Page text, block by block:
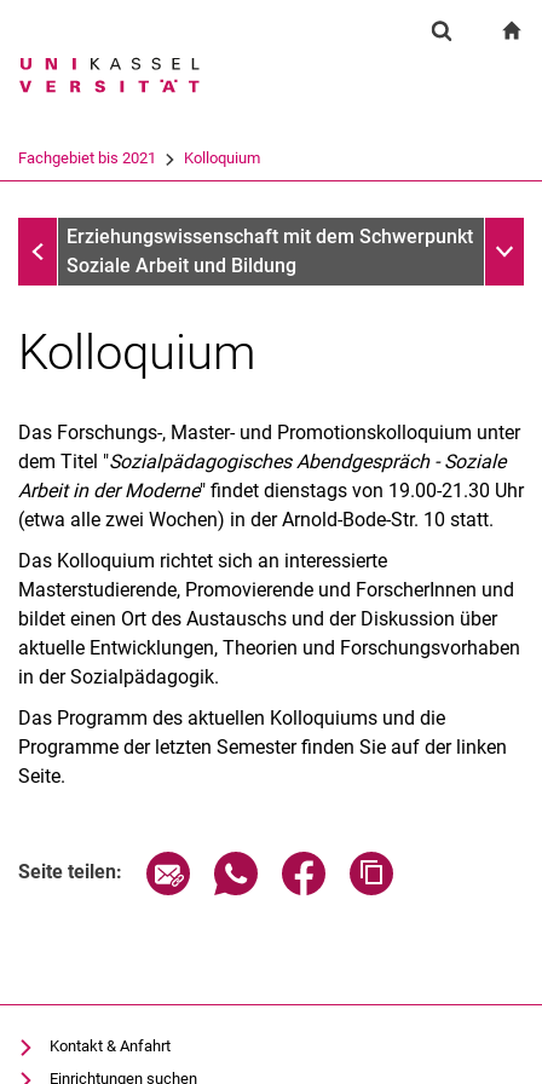
Springe direkt zu: Inhalt
Springe direkt zu: Suche
Springe direkt zu:
Suchbegriff
Suchen (öffnet externen Link in einem
Fachgebiet bis 2021 Kolloquium
Fachgebiet bis 2021
Erziehungswissenschaft mit dem Schwerpunkt
Soziale Arbeit und Bildung
Mitglieder des Fachgebietes
Forschung
Neuerscheinungen
Sommersemester 19
Kolloquium
Das Forschungs-, Master- und Promotionskolloquium unter
dem Titel "Sozialpädagogisches Abendgespräch - Soziale
Arbeit in der Moderne" findet dienstags von 19.00-21.30 Uhr
(etwa alle zwei Wochen) in der Arnold-Bode-Str. 10 statt.
Das Kolloquium richtet sich an interessierte
Masterstudierende, Promovierende und ForscherInnen und
bildet einen Ort des Austauschs und der Diskussion über
aktuelle Entwicklungen, Theorien und Forschungsvorhaben
in der Sozialpädagogik.
Das Programm des aktuellen Kolloquiums und die
Programme der letzten Semester finden Sie auf der linken
Seite.
Seite teilen: Seite über E-Mail teilen
Seite über WhatsApp teilen
Seite über Facebook
Kontakt & Anfahrt
Einrichtungen suchen